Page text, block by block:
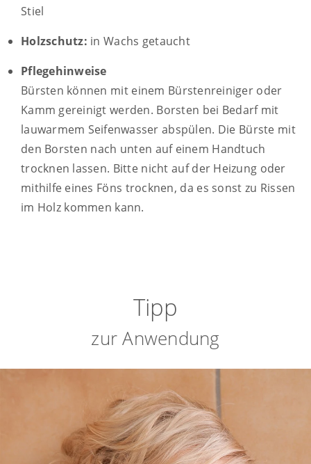
Stiel
Holzschutz: in Wachs getaucht
Pflegehinweise
Bürsten können mit einem Bürstenreiniger oder
Kamm gereinigt werden. Borsten bei Bedarf mit
lauwarmem Seifenwasser abspülen. Die Bürste mit
den Borsten nach unten auf einem Handtuch
trocknen lassen. Bitte nicht auf der Heizung oder
mithilfe eines Föns trocknen, da es sonst zu Rissen
im Holz kommen kann.
Tipp
zur Anwendung